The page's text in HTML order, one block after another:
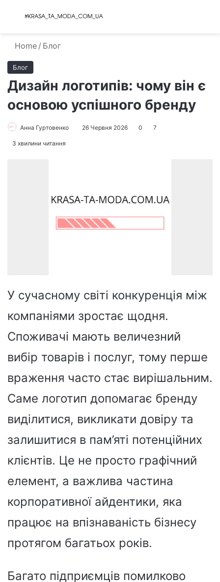
Menu
Home / Блог
Блог
Дизайн логотипів: чому він є
основою успішного бренду
Анна Гуртовенко 26 Червня 2026 0 7
3 хвилини читання
У сучасному світі конкуренція між
компаніями зростає щодня.
Споживачі мають величезний
вибір товарів і послуг, тому перше
враження часто стає вирішальним.
Саме логотип допомагає бренду
виділитися, викликати довіру та
залишитися в пам’яті потенційних
клієнтів. Це не просто графічний
елемент, а важлива частина
корпоративної айдентики, яка
працює на впізнаваність бізнесу
протягом багатьох років.
Багато підприємців помилково